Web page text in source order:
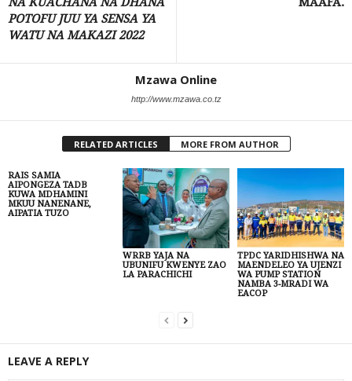
POTOFU JUU YA SENSA YA
WATU NA MAKAZI 2022
Mzawa Online
http://www.mzawa.co.tz
RELATED ARTICLES MORE FROM AUTHOR
RAIS SAMIA
AIPONGEZA TADB
KUWA MDHAMINI
MKUU NANENANE,
AIPATIA TUZO
WRRB YAJA NA
UBUNIFU KWENYE ZAO
LA PARACHICHI
TPDC YARIDHISHWA NA
MAENDELEO YA UJENZI
WA PUMP STATION
NAMBA 3-MRADI WA
EACOP
LEAVE A REPLY